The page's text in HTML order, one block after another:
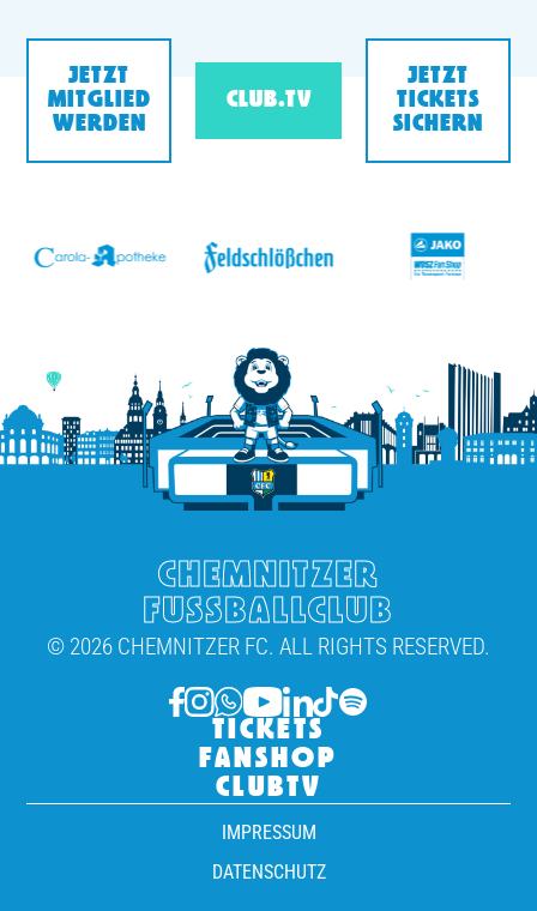
JETZT
MITGLIED
WERDEN
CLUB.TV
JETZT
TICKETS
SICHERN
CHEMNITZER
FUSSBALLCLUB
© 2026 CHEMNITZER FC. ALL RIGHTS RESERVED.
TICKETS
FANSHOP
CLUBTV
IMPRESSUM
DATENSCHUTZ